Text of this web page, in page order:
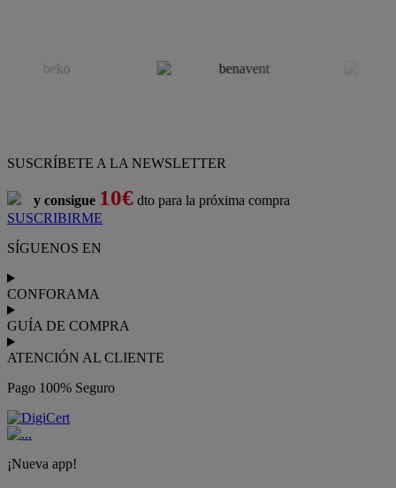
SUSCRÍBETE A LA NEWSLETTER
y consigue 10€ dto para la próxima compra
SUSCRIBIRME
SÍGUENOS EN
CONFORAMA
GUÍA DE COMPRA
ATENCIÓN AL CLIENTE
Pago 100% Seguro
¡Nueva app!